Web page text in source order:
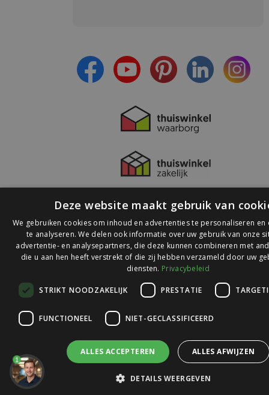
© 2026 Ledlichtdiscounter.nl
op
Webwinkelkeur
1
Deze website maakt gebruik van
We gebruiken cookies om inhoud en advertenties te personaliseren en
te analyseren. We delen ook informatie over uw gebruik van onze
advertentie- en analysepartners, die deze kunnen combineren met
die u aan hen heeft verstrekt of die zij hebben verzameld door uw
diensten. Privacybeleid
STRIKT NOODZAKELIJK PRESTATIE
FUNCTIONEEL NIET-GECLASSIFICEERD
ALLES ACCEPTEREN ALLES AFWIJZEN
DETAILS WEERGEVEN